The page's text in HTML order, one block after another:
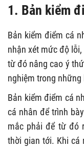
1. Bản kiểm
Bản kiểm điểm cá
nhận xét mức độ
từ đó nâng cao ý
nghiệm trong những
Bản kiểm điểm cá
cá nhân để trình
mắc phải để từ đó
thời gian tới. Khi cá